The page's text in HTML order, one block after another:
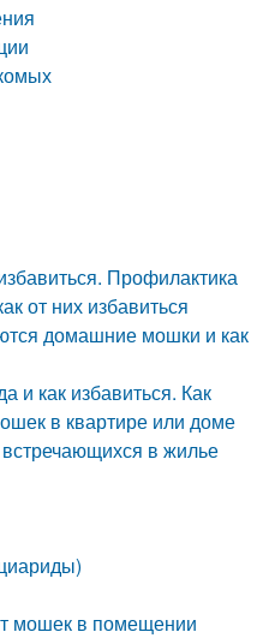
Профилактика
от них избавиться
домашние мошки и как
и как избавиться. Как
в квартире или доме
в жилье
мошек в помещении